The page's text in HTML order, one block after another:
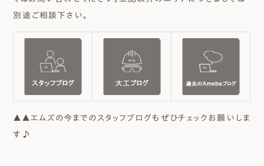
別途ご相談下さい。
▲▲エムズの今までのスタッフブログもぜひチェックお願いしま
す♪